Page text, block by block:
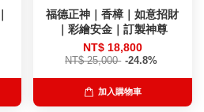
福德正神｜香樟｜如意招財
｜彩繪安金｜訂製神尊
NT$ 18,800
NT$ 25,000 -24.8%
加入購物車